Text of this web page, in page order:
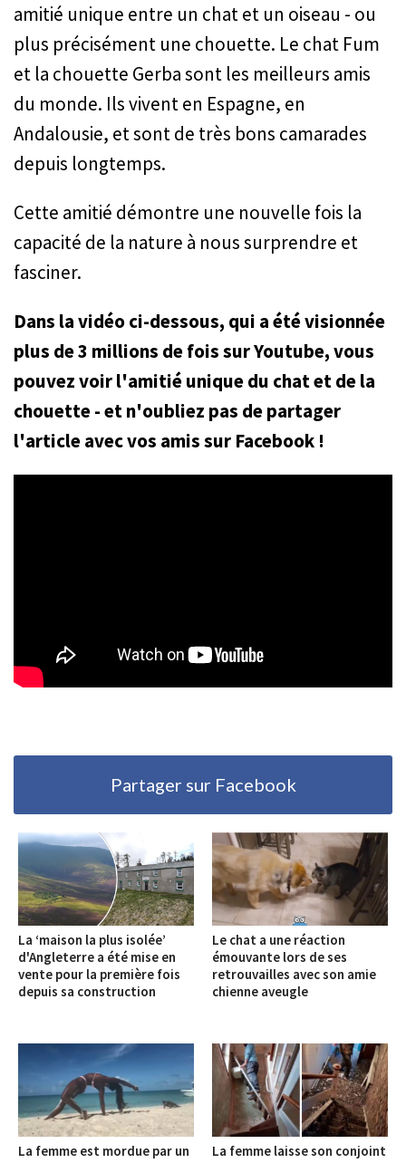
amitié unique entre un chat et un oiseau - ou
plus précisément une chouette. Le chat Fum
et la chouette Gerba sont les meilleurs amis
du monde. Ils vivent en Espagne, en
Andalousie, et sont de très bons camarades
depuis longtemps.
Cette amitié démontre une nouvelle fois la
capacité de la nature à nous surprendre et
fasciner.
Dans la vidéo ci-dessous, qui a été visionnée
plus de 3 millions de fois sur Youtube, vous
pouvez voir l'amitié unique du chat et de la
chouette - et n'oubliez pas de partager
l'article avec vos amis sur Facebook !
Partager sur Facebook
La ‘maison la plus isolée’
d'Angleterre a été mise en
vente pour la première fois
depuis sa construction
Le chat a une réaction
émouvante lors de ses
retrouvailles avec son amie
chienne aveugle
La femme est mordue par un
La femme laisse son conjoint